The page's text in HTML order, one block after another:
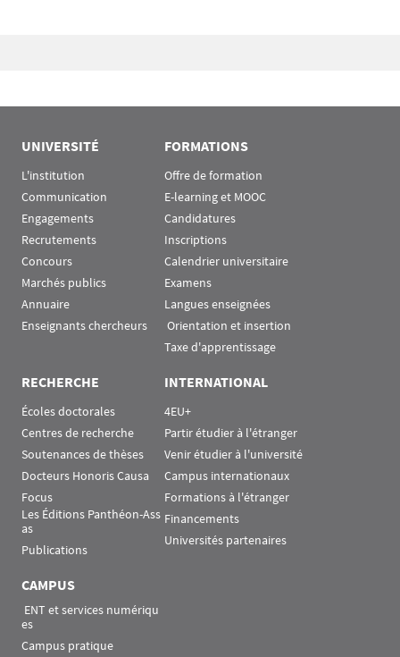
UNIVERSITÉ
L'institution
Communication
Engagements
Recrutements
Concours
Marchés publics
Annuaire
Enseignants chercheurs
FORMATIONS
Offre de formation
E-learning et MOOC
Candidatures
Inscriptions
Calendrier universitaire
Examens
Langues enseignées
Orientation et insertion
Taxe d'apprentissage
RECHERCHE
Écoles doctorales
Centres de recherche
Soutenances de thèses
Docteurs Honoris Causa
Focus
Les Éditions Panthéon-Ass
as
Publications
INTERNATIONAL
4EU+
Partir étudier à l'étranger
Venir étudier à l'université
Campus internationaux
Formations à l'étranger
Financements
Universités partenaires
CAMPUS
es
Campus pratique